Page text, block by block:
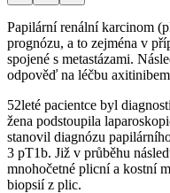
Papilární renální karcinom
prognózu, a to zejména v
spojené s metastázami.
odpověď na léčbu
52leté pacientce byl
žena podstoupila
stanovil diagnózu
3 pT1b. Již v průběhu
mnohočetné plicní a kostní
biopsií z plic.